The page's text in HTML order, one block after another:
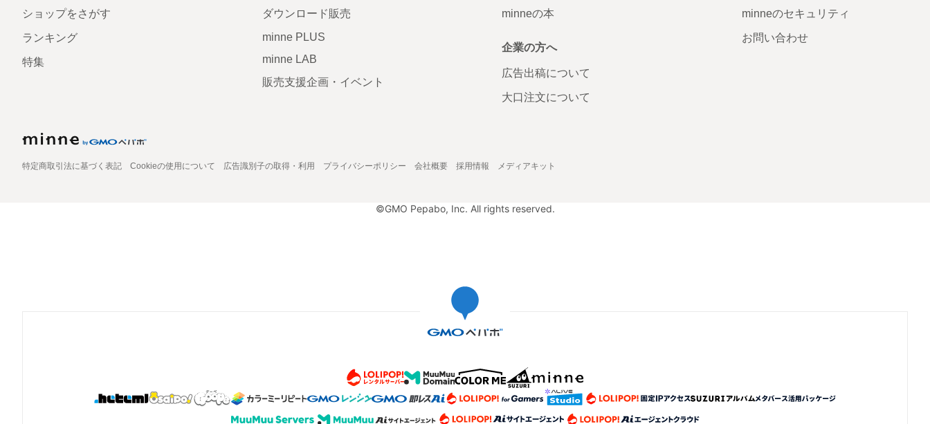
ショップをさがす
ランキング
特集
ダウンロード販売
minne PLUS
minne LAB
販売支援企画・イベント
minneの本
企業の方へ
広告出稿について
大口注文について
minneのセキュリティ
お問い合わせ
特定商取引法に基づく表記 Cookieの使用について 広告識別子の取得・利用 プライバシーポリシー 会社概要 採用情報 メディアキット
©GMO Pepabo, Inc. All rights reserved.